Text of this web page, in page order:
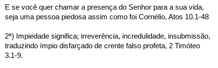
E se você quer chamar a presença do Senhor para a sua vida,
seja uma pessoa piedosa assim como foi Cornélio, Atos 10.1-48
2ª) Impiedade significa; irreverência, incredulidade, insubmissão,
traduzindo ímpio disfarçado de crente falso profeta, 2 Timóteo
3.1-9.